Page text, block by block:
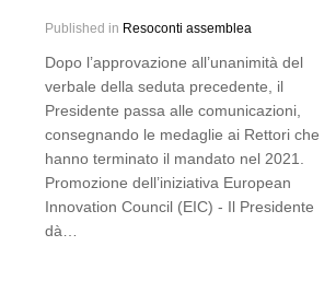
Published in Resoconti assemblea
Dopo l’approvazione all’unanimità del
verbale della seduta precedente, il
Presidente passa alle comunicazioni,
consegnando le medaglie ai Rettori che
hanno terminato il mandato nel 2021.
Promozione dell’iniziativa European
Innovation Council (EIC) - Il Presidente
dà…